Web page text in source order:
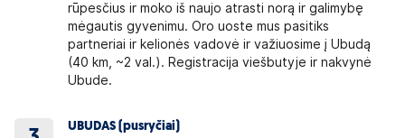
rūpesčius ir moko iš naujo atrasti norą ir galimybę
mėgautis gyvenimu. Oro uoste mus pasitiks
partneriai ir kelionės vadovė ir važiuosime į Ubudą
(40 km, ~2 val.). Registracija viešbutyje ir nakvynė
Ubude.
UBUDAS (pusryčiai)